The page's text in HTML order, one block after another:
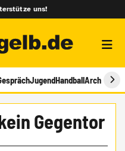
uns!
JugendHandballArchiv
Gegentor